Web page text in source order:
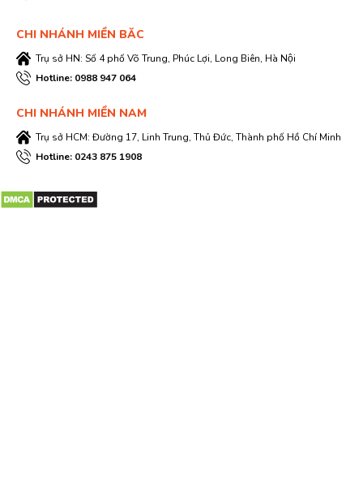
CHI NHÁNH MIỀN BĂC
Trụ sở HN: Số 4 phố Võ Trung, Phúc Lợi, Long Biên, Hà Nội
Hotline: 0988 947 064
CHI NHÁNH MIỀN NAM
Trụ sở HCM: Đường 17, Linh Trung, Thủ Đức, Thành phố Hồ Chí Minh
Hotline: 0243 875 1908